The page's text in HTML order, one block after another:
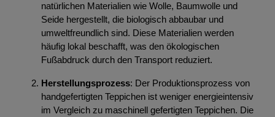
natürlichen Materialien wie Wolle, Baumwolle und
Seide hergestellt, die biologisch abbaubar und
umweltfreundlich sind. Diese Materialien werden
häufig lokal beschafft, was den ökologischen
Fußabdruck durch den Transport reduziert.
Herstellungsprozess: Der Produktionsprozess von
handgefertigten Teppichen ist weniger energieintensiv
im Vergleich zu maschinell gefertigten Teppichen. Die